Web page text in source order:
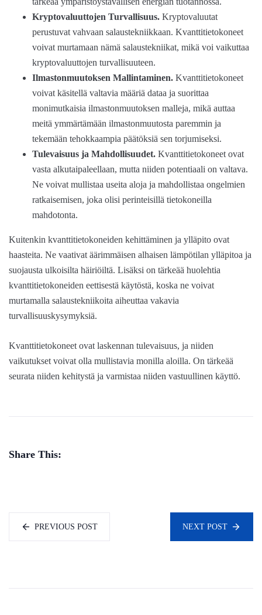
Kryptovaluuttojen Turvallisuus. Kryptovaluutat
perustuvat vahvaan salaustekniikkaan. Kvanttitietokoneet
voivat murtamaan nämä salaustekniikat, mikä voi vaikuttaa
kryptovaluuttojen turvallisuuteen.
Ilmastonmuutoksen Mallintaminen. Kvanttitietokoneet
voivat käsitellä valtavia määriä dataa ja suorittaa
monimutkaisia ilmastonmuutoksen malleja, mikä auttaa
meitä ymmärtämään ilmastonmuutosta paremmin ja
tekemään tehokkaampia päätöksiä sen torjumiseksi.
Tulevaisuus ja Mahdollisuudet. Kvanttitietokoneet ovat
vasta alkutaipaleellaan, mutta niiden potentiaali on valtava.
Ne voivat mullistaa useita aloja ja mahdollistaa ongelmien
ratkaisemisen, joka olisi perinteisillä tietokoneilla
mahdotonta.
Kuitenkin kvanttitietokoneiden kehittäminen ja ylläpito ovat
haasteita. Ne vaativat äärimmäisen alhaisen lämpötilan ylläpitoa ja
suojausta ulkoisilta häiriöiltä. Lisäksi on tärkeää huolehtia
kvanttitietokoneiden eettisestä käytöstä, koska ne voivat
murtamalla salaustekniikoita aiheuttaa vakavia
turvallisuuskysymyksiä.
Kvanttitietokoneet ovat laskennan tulevaisuus, ja niiden
vaikutukset voivat olla mullistavia monilla aloilla. On tärkeää
seurata niiden kehitystä ja varmistaa niiden vastuullinen käyttö.
Share This:
PREVIOUS POST NEXT POST